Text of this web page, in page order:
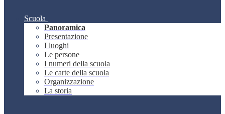
Scuola
Panoramica
Presentazione
I luoghi
Le persone
I numeri della scuola
Le carte della scuola
Organizzazione
La storia